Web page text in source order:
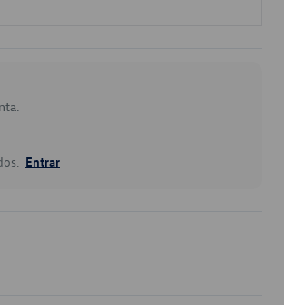
Entrar